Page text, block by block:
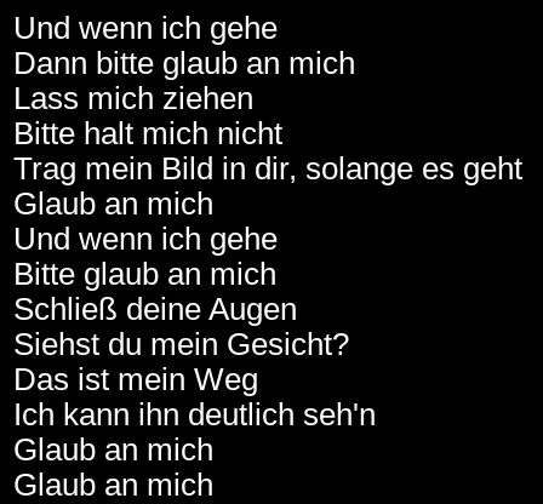
Und wenn ich gehe
Dann bitte glaub an mich
Lass mich ziehen
Bitte halt mich nicht
Trag mein Bild in dir, solange es geht
Glaub an mich
Und wenn ich gehe
Bitte glaub an mich
Schließ deine Augen
Siehst du mein Gesicht?
Das ist mein Weg
Ich kann ihn deutlich seh'n
Glaub an mich
Glaub an mich